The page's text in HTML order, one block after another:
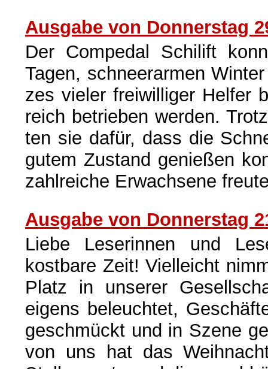
Ausgabe von Donnerstag
Der Compedal Schilift
Tagen, schneerarmen
zes vieler freiwilliger Helfer
reich betrieben werden.
ten sie dafür, dass die
gutem Zustand genießen
zahlreiche Erwachsene
Ausgabe von Donnerstag
Liebe Leserinnen und
kostbare Zeit! Vielleicht
Platz in unserer
eigens beleuchtet,
geschmückt und in Szene
von uns hat das